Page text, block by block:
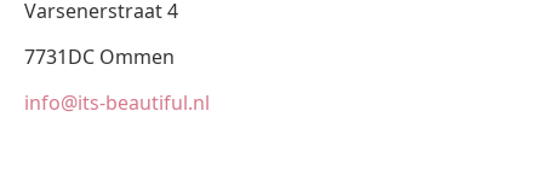
Varsenerstraat 4
7731DC Ommen
info@its-beautiful.nl